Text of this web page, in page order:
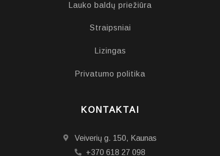
Lauko baldų priežiūra
Straipsniai
Lizingas
Privatumo politika
KONTAKTAI
Veiverių g. 150, Kaunas
+370 618 27 098